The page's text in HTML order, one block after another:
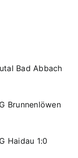
Bad Abbach
Brunnenlöwen
Haidau 1:0